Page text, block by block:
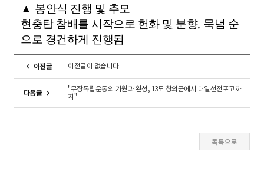
▲ 봉안식 진행 및 추모
현충탑 참배를 시작으로 헌화 및 분향, 묵념 순
으로 경건하게 진행됨
이전글 이전글이 없습니다.
다음글
"무장독립운동의 기원과 완성, 13도 창의군에서 대일선전포고까
지"